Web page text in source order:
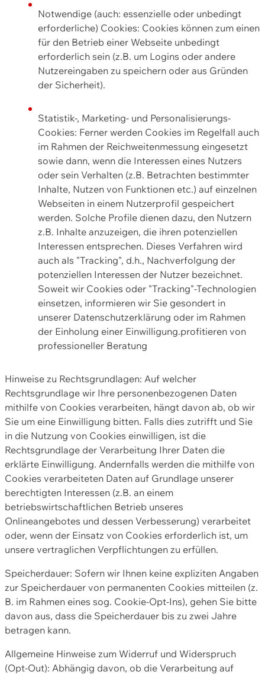
Notwendige (auch: essenzielle oder unbedingt
erforderliche) Cookies: Cookies können zum einen
für den Betrieb einer Webseite unbedingt
erforderlich sein (z.B. um Logins oder andere
Nutzereingaben zu speichern oder aus Gründen
der Sicherheit).
Statistik-, Marketing- und Personalisierungs-
Cookies: Ferner werden Cookies im Regelfall auch
im Rahmen der Reichweitenmessung eingesetzt
sowie dann, wenn die Interessen eines Nutzers
oder sein Verhalten (z.B. Betrachten bestimmter
Inhalte, Nutzen von Funktionen etc.) auf einzelnen
Webseiten in einem Nutzerprofil gespeichert
werden. Solche Profile dienen dazu, den Nutzern
z.B. Inhalte anzuzeigen, die ihren potenziellen
Interessen entsprechen. Dieses Verfahren wird
auch als "Tracking", d.h., Nachverfolgung der
potenziellen Interessen der Nutzer bezeichnet.
Soweit wir Cookies oder "Tracking"-Technologien
einsetzen, informieren wir Sie gesondert in
unserer Datenschutzerklärung oder im Rahmen
der Einholung einer Einwilligung.profitieren von
professioneller Beratung
Hinweise zu Rechtsgrundlagen: Auf welcher
Rechtsgrundlage wir Ihre personenbezogenen Daten
mithilfe von Cookies verarbeiten, hängt davon ab, ob wir
Sie um eine Einwilligung bitten. Falls dies zutrifft und Sie
in die Nutzung von Cookies einwilligen, ist die
Rechtsgrundlage der Verarbeitung Ihrer Daten die
erklärte Einwilligung. Andernfalls werden die mithilfe von
Cookies verarbeiteten Daten auf Grundlage unserer
berechtigten Interessen (z.B. an einem
betriebswirtschaftlichen Betrieb unseres
Onlineangebotes und dessen Verbesserung) verarbeitet
oder, wenn der Einsatz von Cookies erforderlich ist, um
unsere vertraglichen Verpflichtungen zu erfüllen.
Speicherdauer: Sofern wir Ihnen keine expliziten Angaben
zur Speicherdauer von permanenten Cookies mitteilen (z.
B. im Rahmen eines sog. Cookie-Opt-Ins), gehen Sie bitte
davon aus, dass die Speicherdauer bis zu zwei Jahre
betragen kann.
Allgemeine Hinweise zum Widerruf und Widerspruch
(Opt-Out): Abhängig davon, ob die Verarbeitung auf